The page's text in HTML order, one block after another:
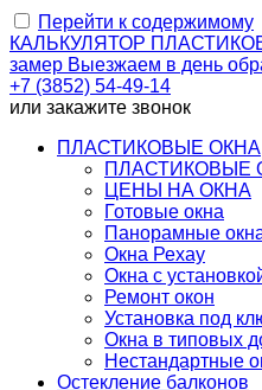
Перейти к содержимому
КАЛЬКУЛЯТОР
замер Выезжаем в день
+7 (3852) 54-49-14
или закажите звонок
ПЛАСТИКОВЫЕ ОКНА
ПЛАСТИКОВЫЕ
ЦЕНЫ НА ОКНА
Готовые окна
Панорамные
Окна Рехау
Окна с
Ремонт окон
Установка под
Окна в типовых
Нестандартные
Остекление балконов